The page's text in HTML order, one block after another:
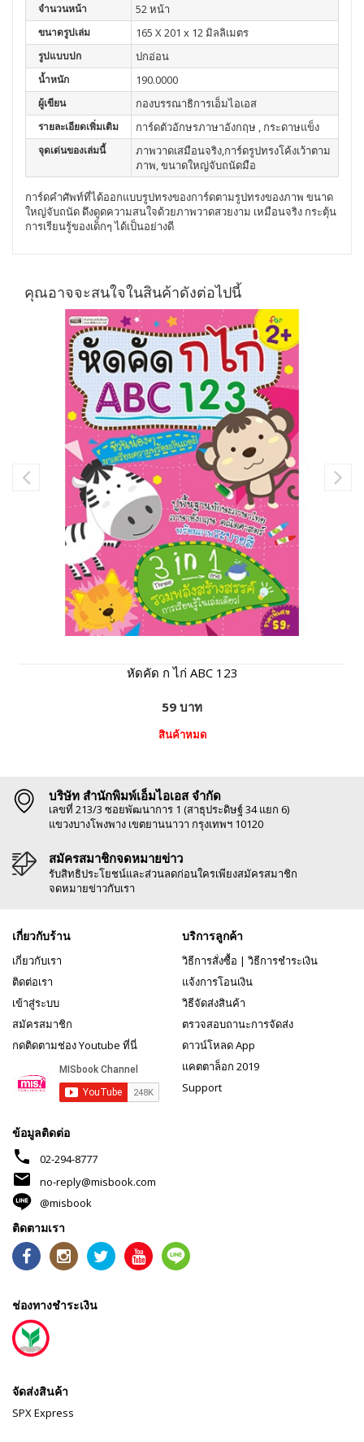
จำนวนหน้า 52 หน้า
ขนาดรูปเล่ม 165 X 201 x 12 มิลลิเมตร
รูปแบบปก ปกอ่อน
น้ำหนัก 190.0000
ผู้เขียน กองบรรณาธิการเอ็มไอเอส
รายละเอียดเพิ่มเติม การ์ดตัวอักษรภาษาอังกฤษ , กระดาษแข็ง
จุดเด่นของเล่มนี้
ภาพวาดเสมือนจริง,การ์ดรูปทรงโค้งเว้าตาม
ภาพ, ขนาดใหญ่จับถนัดมือ
การ์ดคำศัพท์ที่ได้ออกแบบรูปทรงของการ์ดตามรูปทรงของภาพ ขนาด
ใหญ่จับถนัด ดึงดูดความสนใจด้วยภาพวาดสวยงาม เหมือนจริง กระตุ้น
การเรียนรู้ของเด็กๆ ได้เป็นอย่างดี
คุณอาจจะสนใจในสินค้าดังต่อไปนี้
หัดคัด ก ไก่ ABC 123
59 บาท
สินค้าหมด
บริษัท สำนักพิมพ์เอ็มไอเอส จำกัด
เลขที่ 213/3 ซอยพัฒนาการ 1 (สาธุประดิษฐ์ 34 แยก 6)
แขวงบางโพงพาง เขตยานนาวา กรุงเทพฯ 10120
สมัครสมาชิกจดหมายข่าว
รับสิทธิประโยชน์และส่วนลดก่อนใครเพียงสมัครสมาชิก
จดหมายข่าวกับเรา
เกี่ยวกับร้าน
เกี่ยวกับเรา
ติดต่อเรา
เข้าสู่ระบบ
สมัครสมาชิก
กดติดตามช่อง Youtube ที่นี่
บริการลูกค้า
วิธีการสั่งซื้อ | วิธีการชำระเงิน
แจ้งการโอนเงิน
วิธีจัดส่งสินค้า
ตรวจสอบถานะการจัดส่ง
ดาวน์โหลด App
แคตตาล็อก 2019
Support
ข้อมูลติดต่อ
phone 02-294-8777
mail
no-reply@misbook.com
@misbook
ติดตามเรา
ช่องทางชำระเงิน
จัดส่งสินค้า
SPX Express